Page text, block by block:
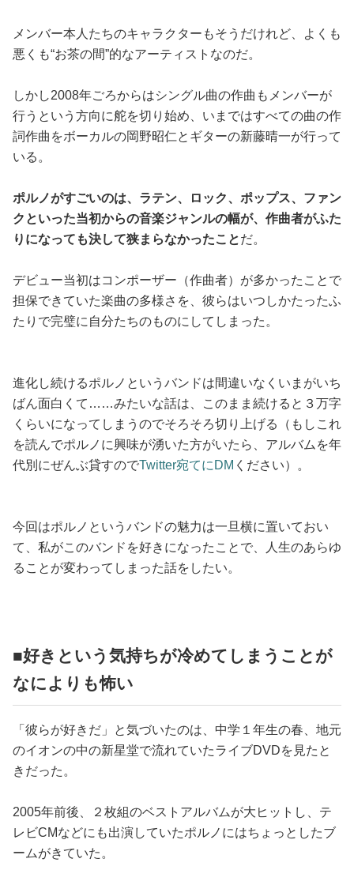
メンバー本人たちのキャラクターもそうだけれど、よくも
悪くも“お茶の間”的なアーティストなのだ。
しかし2008年ごろからはシングル曲の作曲もメンバーが
行うという方向に舵を切り始め、いまではすべての曲の作
詞作曲をボーカルの岡野昭仁とギターの新藤晴一が行って
いる。
ポルノがすごいのは、ラテン、ロック、ポップス、ファン
クといった当初からの音楽ジャンルの幅が、作曲者がふた
りになっても決して狭まらなかったことだ。
デビュー当初はコンポーザー（作曲者）が多かったことで
担保できていた楽曲の多様さを、彼らはいつしかたったふ
たりで完璧に自分たちのものにしてしまった。
進化し続けるポルノというバンドは間違いなくいまがいち
ばん面白くて……みたいな話は、このまま続けると３万字
くらいになってしまうのでそろそろ切り上げる（もしこれ
を読んでポルノに興味が湧いた方がいたら、アルバムを年
代別にぜんぶ貸すのでTwitter宛てにDM ください）。
今回はポルノというバンドの魅力は一旦横に置いておい
て、私がこのバンドを好きになったことで、人生のあらゆ
ることが変わってしまった話をしたい。
■好きという気持ちが冷めてしまうことが
なによりも怖い
「彼らが好きだ」と気づいたのは、中学１年生の春、地元
のイオンの中の新星堂で流れていたライブDVDを見たと
きだった。
2005年前後、２枚組のベストアルバムが大ヒットし、テ
レビCMなどにも出演していたポルノにはちょっとしたブ
ームがきていた。